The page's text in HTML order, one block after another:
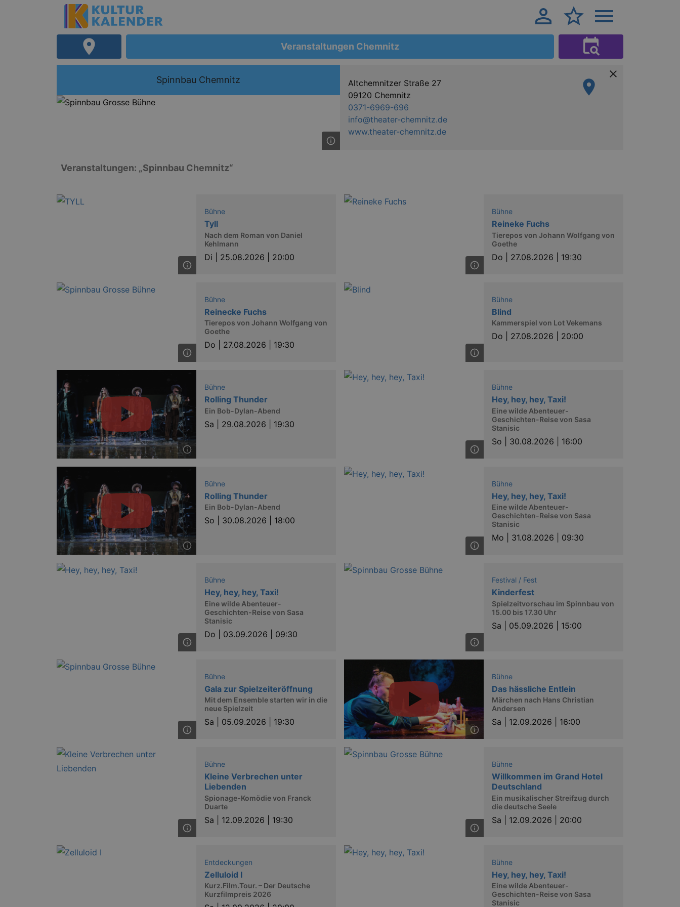
Veranstaltungen Chemnitz
Spinnbau Chemnitz
Altchemnitzer Straße 27
09120 Chemnitz
0371-6969-696
info@theater-chemnitz.de
www.theater-chemnitz.de
Veranstaltungen: „Spinnbau Chemnitz“
Bühne
Tyll
Nach dem Roman von Daniel
Kehlmann
Di | 25.08.2026 | 20:00
Bühne
Reineke Fuchs
Tierepos von Johann Wolfgang von
Goethe
Do | 27.08.2026 | 19:30
Bühne
Reinecke Fuchs
Tierepos von Johann Wolfgang von
Goethe
Do | 27.08.2026 | 19:30
Bühne
Blind
Kammerspiel von Lot Vekemans
Do | 27.08.2026 | 20:00
Bühne
Rolling Thunder
Ein Bob-Dylan-Abend
Sa | 29.08.2026 | 19:30
Bühne
Hey, hey, hey, Taxi!
Eine wilde Abenteuer-
Geschichten-Reise von Sasa
Stanisic
So | 30.08.2026 | 16:00
Bühne
Rolling Thunder
Ein Bob-Dylan-Abend
So | 30.08.2026 | 18:00
Bühne
Hey, hey, hey, Taxi!
Eine wilde Abenteuer-
Geschichten-Reise von Sasa
Stanisic
Mo | 31.08.2026 | 09:30
Bühne
Hey, hey, hey, Taxi!
Eine wilde Abenteuer-
Geschichten-Reise von Sasa
Stanisic
Do | 03.09.2026 | 09:30
Festival / Fest
Kinderfest
Spielzeitvorschau im Spinnbau von
15.00 bis 17.30 Uhr
Sa | 05.09.2026 | 15:00
Bühne
Gala zur Spielzeiteröffnung
Mit dem Ensemble starten wir in die
neue Spielzeit
Sa | 05.09.2026 | 19:30
Bühne
Das hässliche Entlein
Märchen nach Hans Christian
Andersen
Sa | 12.09.2026 | 16:00
Bühne
Kleine Verbrechen unter
Liebenden
Spionage-Komödie von Franck
Duarte
Sa | 12.09.2026 | 19:30
Bühne
Willkommen im Grand Hotel
Deutschland
Ein musikalischer Streifzug durch
die deutsche Seele
Sa | 12.09.2026 | 20:00
Entdeckungen
Zelluloid I
Kurz.Film.Tour. – Der Deutsche
Kurzfilmpreis 2026
Bühne
Hey, hey, hey, Taxi!
Eine wilde Abenteuer-
Geschichten-Reise von Sasa
Stanisic